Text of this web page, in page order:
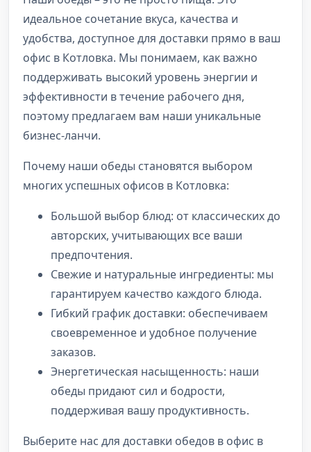
идеальное сочетание вкуса, качества и
удобства, доступное для доставки прямо в ваш
офис в Котловка. Мы понимаем, как важно
поддерживать высокий уровень энергии и
эффективности в течение рабочего дня,
поэтому предлагаем вам наши уникальные
бизнес-ланчи.
Почему наши обеды становятся выбором
многих успешных офисов в Котловка:
Большой выбор блюд: от классических до
авторских, учитывающих все ваши
предпочтения.
Свежие и натуральные ингредиенты: мы
гарантируем качество каждого блюда.
Гибкий график доставки: обеспечиваем
своевременное и удобное получение
заказов.
Энергетическая насыщенность: наши
обеды придают сил и бодрости,
поддерживая вашу продуктивность.
Выберите нас для доставки обедов в офис в